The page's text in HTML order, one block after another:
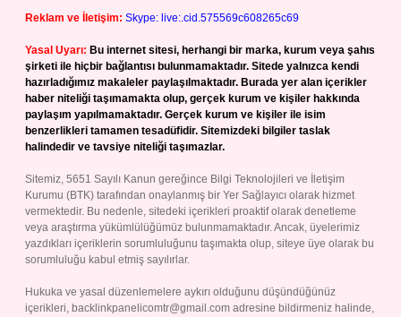
Reklam ve İletişim: Skype: live:.cid.575569c608265c69
Yasal Uyarı: Bu internet sitesi, herhangi bir marka, kurum veya şahıs
şirketi ile hiçbir bağlantısı bulunmamaktadır. Sitede yalnızca kendi
hazırladığımız makaleler paylaşılmaktadır. Burada yer alan içerikler
haber niteliği taşımamakta olup, gerçek kurum ve kişiler hakkında
paylaşım yapılmamaktadır. Gerçek kurum ve kişiler ile isim
benzerlikleri tamamen tesadüfidir. Sitemizdeki bilgiler taslak
halindedir ve tavsiye niteliği taşımazlar.
Sitemiz, 5651 Sayılı Kanun gereğince Bilgi Teknolojileri ve İletişim
Kurumu (BTK) tarafından onaylanmış bir Yer Sağlayıcı olarak hizmet
vermektedir. Bu nedenle, sitedeki içerikleri proaktif olarak denetleme
veya araştırma yükümlülüğümüz bulunmamaktadır. Ancak, üyelerimiz
yazdıkları içeriklerin sorumluluğunu taşımakta olup, siteye üye olarak bu
sorumluluğu kabul etmiş sayılırlar.
Hukuka ve yasal düzenlemelere aykırı olduğunu düşündüğünüz
içerikleri, backlinkpanelicomtr@gmail.com adresine bildirmeniz halinde,